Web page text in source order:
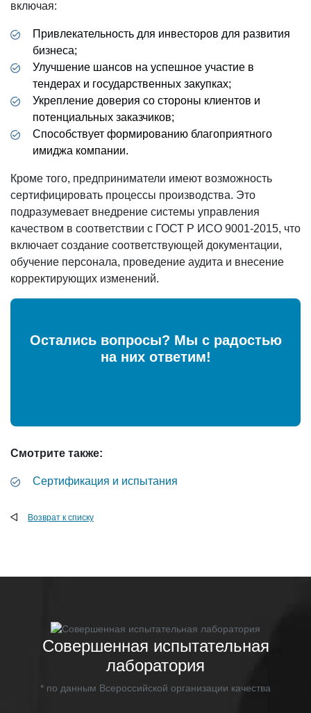
включая:
Привлекательность для инвесторов для развития
бизнеса;
Улучшение шансов на успешное участие в
тендерах и государственных закупках;
Укрепление доверия со стороны клиентов и
потенциальных заказчиков;
Способствует формированию благоприятного
имиджа компании.
Кроме того, предприниматели имеют возможность
сертифицировать процессы производства. Это
подразумевает внедрение системы управления
качеством в соответствии с ГОСТ Р ИСО 9001-2015, что
включает создание соответствующей документации,
обучение персонала, проведение аудита и внесение
корректирующих изменений.
Остались вопросы? Мы с радостью
на них ответим!
Смотрите также:
Сертификация и испытания
Возврат к списку
Совершенная испытательная
лаборатория
* по данным Всероссийской организации качества